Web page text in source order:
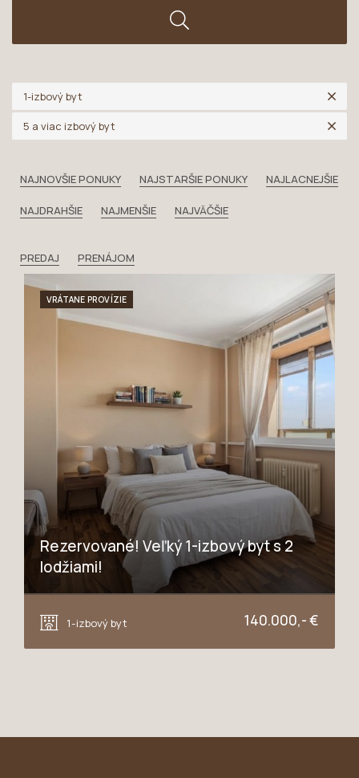
1-izbový byt
5 a viac izbový byt
NAJNOVŠIE PONUKY NAJSTARŠIE PONUKY NAJLACNEJŠIE
NAJDRAHŠIE NAJMENŠIE NAJVÄČŠIE
PREDAJ PRENÁJOM
VRÁTANE PROVÍZIE
Rezervované! Veľký 1-izbový byt s 2
lodžiami!
1-izbový byt
140.000,- €